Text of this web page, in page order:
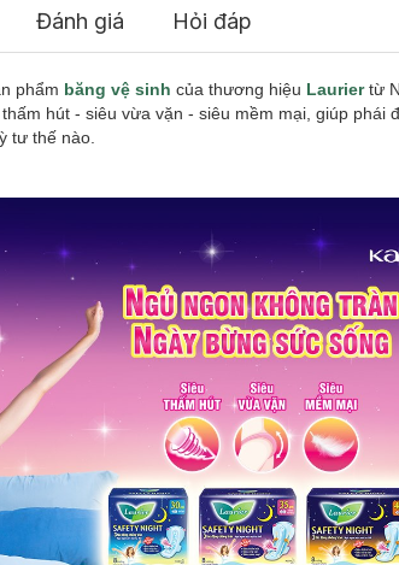
Đánh giá Hỏi đáp
phẩm băng vệ sinh của thương hiệu Lauriertừ
hút - siêu vừa vặn - siêu mềm mại, giúp phái
tư thế nào.